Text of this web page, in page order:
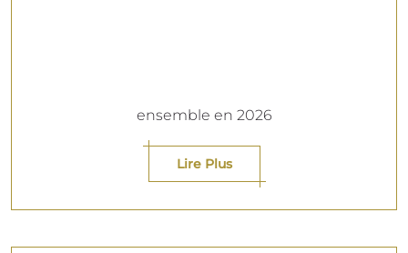
ensemble en 2026
Lire Plus